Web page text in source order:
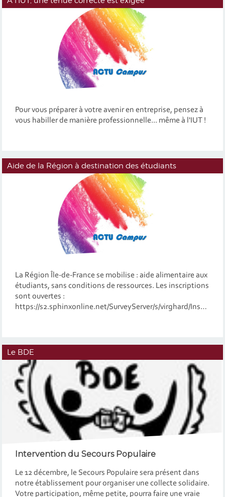
Pour vous préparer à votre avenir en entreprise, pensez à
vous habiller de manière professionnelle... même à l'IUT !
Aide de la Région à destination des étudiants
La Région Île-de-France se mobilise : aide alimentaire aux
étudiants, sans conditions de ressources. Les inscriptions
sont ouvertes :
https://s2.sphinxonline.net/SurveyServer/s/virghard/Inscriptiondu19novembre2025/questionnaire.htm
Le BDE
Intervention du Secours Populaire
Le 12 décembre, le Secours Populaire sera présent dans
notre établissement pour organiser une collecte solidaire.
Votre participation, même petite, pourra faire une vraie